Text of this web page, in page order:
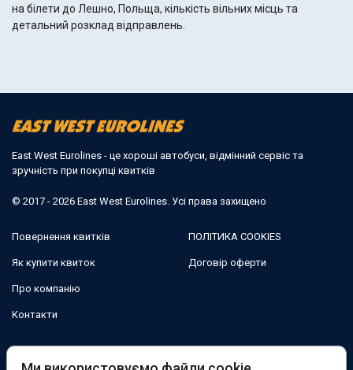
на білети до Лешно, Польща, кількість вільних місць та
детальний розклад відправлень.
East West Eurolines - це хороші автобуси, відмінний сервіс та
зручність при покупці квитків
© 2017 - 2026 East West Eurolines. Усі права захищено
Повернення квитків
Як купити квиток
Про компанію
Контакти
ПОЛІТИКА COOKIES
Договір оферти